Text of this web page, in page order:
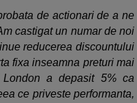
de actionari de a ne
castigat un numar de noi
reducerea discountului
fixa inseamna preturi mai
a depasit 5% ca
ce priveste performanta,